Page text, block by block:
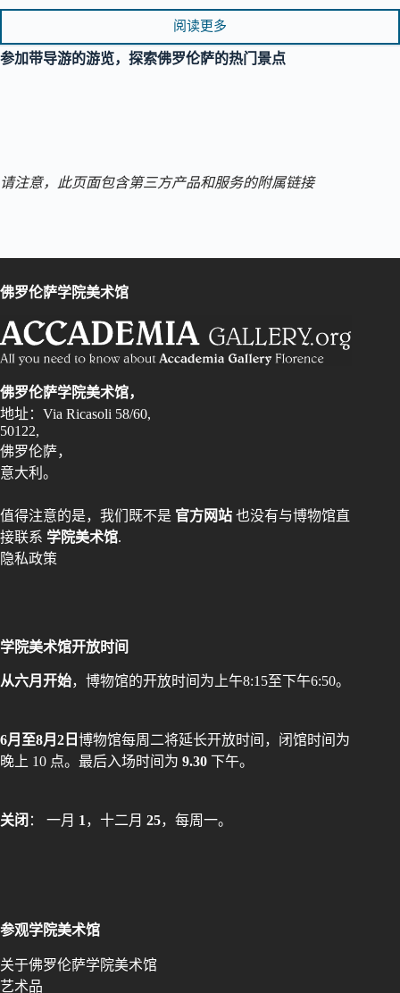
阅读更多
参加带导游的游览，探索佛罗伦萨的热门景点
请注意，此页面包含第三方产品和服务的附属链接
佛罗伦萨学院美术馆
佛罗伦萨学院美术馆，
地址：Via Ricasoli 58/60,
50122,
佛罗伦萨，
意大利。
值得注意的是，我们既不是 官方网站 也没有与博物馆直
接联系 学院美术馆.
隐私政策
学院美术馆开放时间
从六月开始，博物馆的开放时间为上午8:15至下午6:50。
6月至8月2日 博物馆每周二将延长开放时间，闭馆时间为
晚上 10 点。最后入场时间为 9.30 下午。
关闭 ： 一月 1，十二月 25，每周一。
参观学院美术馆
关于佛罗伦萨学院美术馆
艺术品